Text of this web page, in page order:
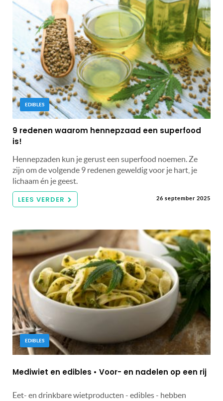
EDIBLES
9 redenen waarom hennepzaad een superfood
is!
Hennepzaden kun je gerust een superfood noemen. Ze
zijn om de volgende 9 redenen geweldig voor je hart, je
lichaam én je geest.
LEES VERDER 26 september 2025
EDIBLES
Mediwiet en edibles • Voor- en nadelen op een rij
Eet- en drinkbare wietproducten - edibles - hebben